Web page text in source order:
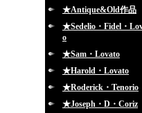
★Antique&Old作品
★Sedelio・Fidel・
o
★Sam・Lovato
★Harold・Lovato
★Roderick・Tenorio
★Joseph・D・Coriz